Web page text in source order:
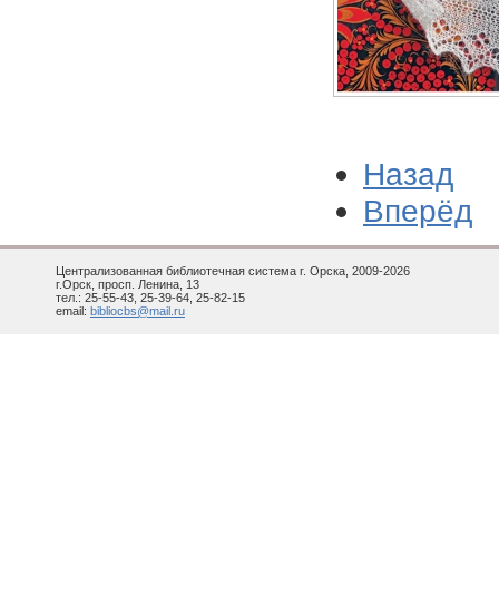
Назад
Вперёд
Централизованная библиотечная система г. Орска, 2009-2026
г.Орск, просп. Ленина, 13
тел.: 25-55-43, 25-39-64, 25-82-15
email: bibliocbs@mail.ru